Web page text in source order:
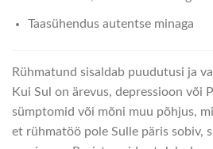
Taasühendus autentse minaga
Rühmatund sisaldab puudutusi ja
Kui Sul on ärevus, depressioon või
sümptomid või mõni muu põhjus,
et rühmatöö pole Sulle päris sobiv,